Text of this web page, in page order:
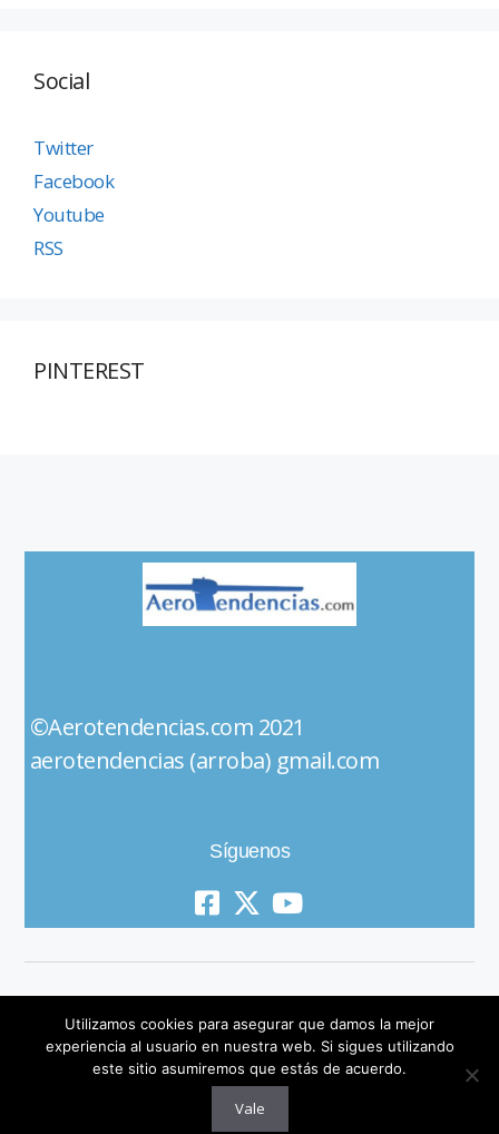
Social
Twitter
Facebook
Youtube
RSS
PINTEREST
©Aerotendencias.com 2021
aerotendencias (arroba) gmail.com
Síguenos
© 2019 All Rights Reserved
Utilizamos cookies para asegurar que damos la mejor
experiencia al usuario en nuestra web. Si sigues utilizando
este sitio asumiremos que estás de acuerdo.
Vale